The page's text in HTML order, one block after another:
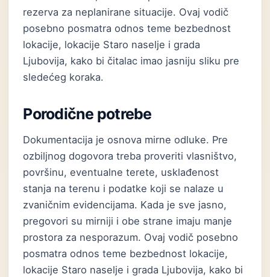
rezerva za neplanirane situacije. Ovaj vodič
posebno posmatra odnos teme bezbednost
lokacije, lokacije Staro naselje i grada
Ljubovija, kako bi čitalac imao jasniju sliku pre
sledećeg koraka.
Porodične potrebe
Dokumentacija je osnova mirne odluke. Pre
ozbiljnog dogovora treba proveriti vlasništvo,
površinu, eventualne terete, usklađenost
stanja na terenu i podatke koji se nalaze u
zvaničnim evidencijama. Kada je sve jasno,
pregovori su mirniji i obe strane imaju manje
prostora za nesporazum. Ovaj vodič posebno
posmatra odnos teme bezbednost lokacije,
lokacije Staro naselje i grada Ljubovija, kako bi